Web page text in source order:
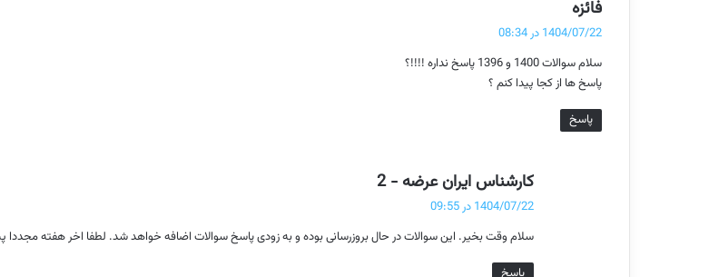
فائزه
ف
:
1404/07/22 در 08:34
سلام سوالات 1400 و 1396 پاسخ نداره !!!!؟
پاسخ ها از کجا پیدا کنم ؟
پاسخ
کارشناس ایران عرضه - 2
:
1404/07/22 در 09:55
سلام وقت بخیر. این سوالات در حال بروزرسانی بوده و به زودی پاسخ سوالات اضافه خواهد شد. لطفا اخر هفته مجددا
پاسخ